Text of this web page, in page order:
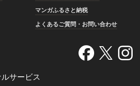
マンガふるさと納税
よくあるご質問・お問い合わせ
サービス